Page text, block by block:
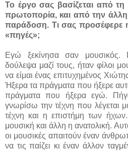
Το έργο σας βασίζεται από τη
πρωτοπορία, και από την άλλη
παράδοση. Τι σας προσέφερε η
«πηγές»;
Εγώ ξεκίνησα σαν μουσικός.
δούλεψα μαζί τους, ήταν φίλοι
να είμαι ένας επιτυχημένος
Ήξερα τα πράγματα που ήξερε
πράγματα που ήξερα εγώ.
γνωρίσω την τέχνη που λέγεται
τέχνη και η επιστήμη των
μουσική και άλλη η ανατολική.
οι μουσικές απαιτούν έναν
να τις παίζει κι έναν άλλον